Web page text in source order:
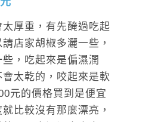
厚重，有先醃過吃起
店家胡椒多灑一些，
，吃起來是偏濕潤
太乾的，咬起來是軟
元的價格買到是便宜
比較沒有那麼漂亮，